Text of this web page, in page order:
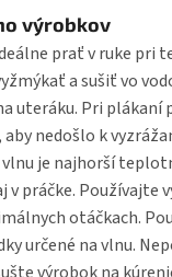
výrobkov
prať v ruke pri
a sušiť vo
uteráku. Pri
nedošlo k
je najhorší
v práčke. Používajte
otáčkach.
určené na vlnu.